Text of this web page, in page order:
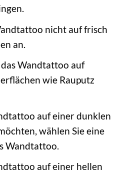
nicht auf frisch
an.
Wandtattoo auf
wie Rauputz
auf einer dunklen
wählen Sie eine
Wandtattoo.
auf einer hellen